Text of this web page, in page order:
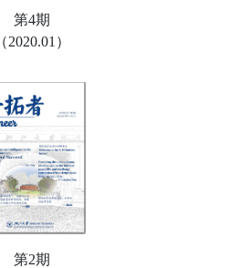
第4期
（2020.01）
第2期